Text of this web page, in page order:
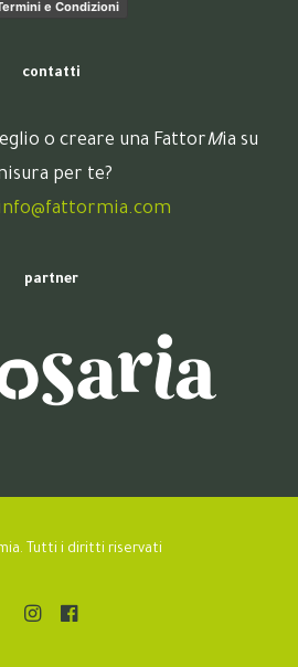
e Condizioni
contatti
o creare una FattorMia su
per te?
partner
Tutti i diritti riservati